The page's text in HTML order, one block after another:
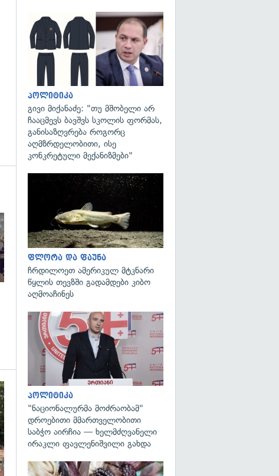
გადახედვა
გადახედვა
პოლიტიკა
გივი მიქანაძე: "თუ მშობელი არ
ჩააცმევს ბავშვს სკოლის ფორმას,
განისაზღვრება როგორც
აღმზრდელობითი, ისე
კონკრეტული მექანიზმები"
ფლორა და ფაუნა
ჩრდილოეთ ამერიკულ მტკნარი
წყლის თევზში გადამდები კიბო
აღმოაჩინეს
პოლიტიკა
"ნაციონალურმა მოძრაობამ"
დროებითი მმართველობითი
საბჭო აირჩია — ხელმძღვანელი
ირაკლი ფავლენიშვილი გახდა